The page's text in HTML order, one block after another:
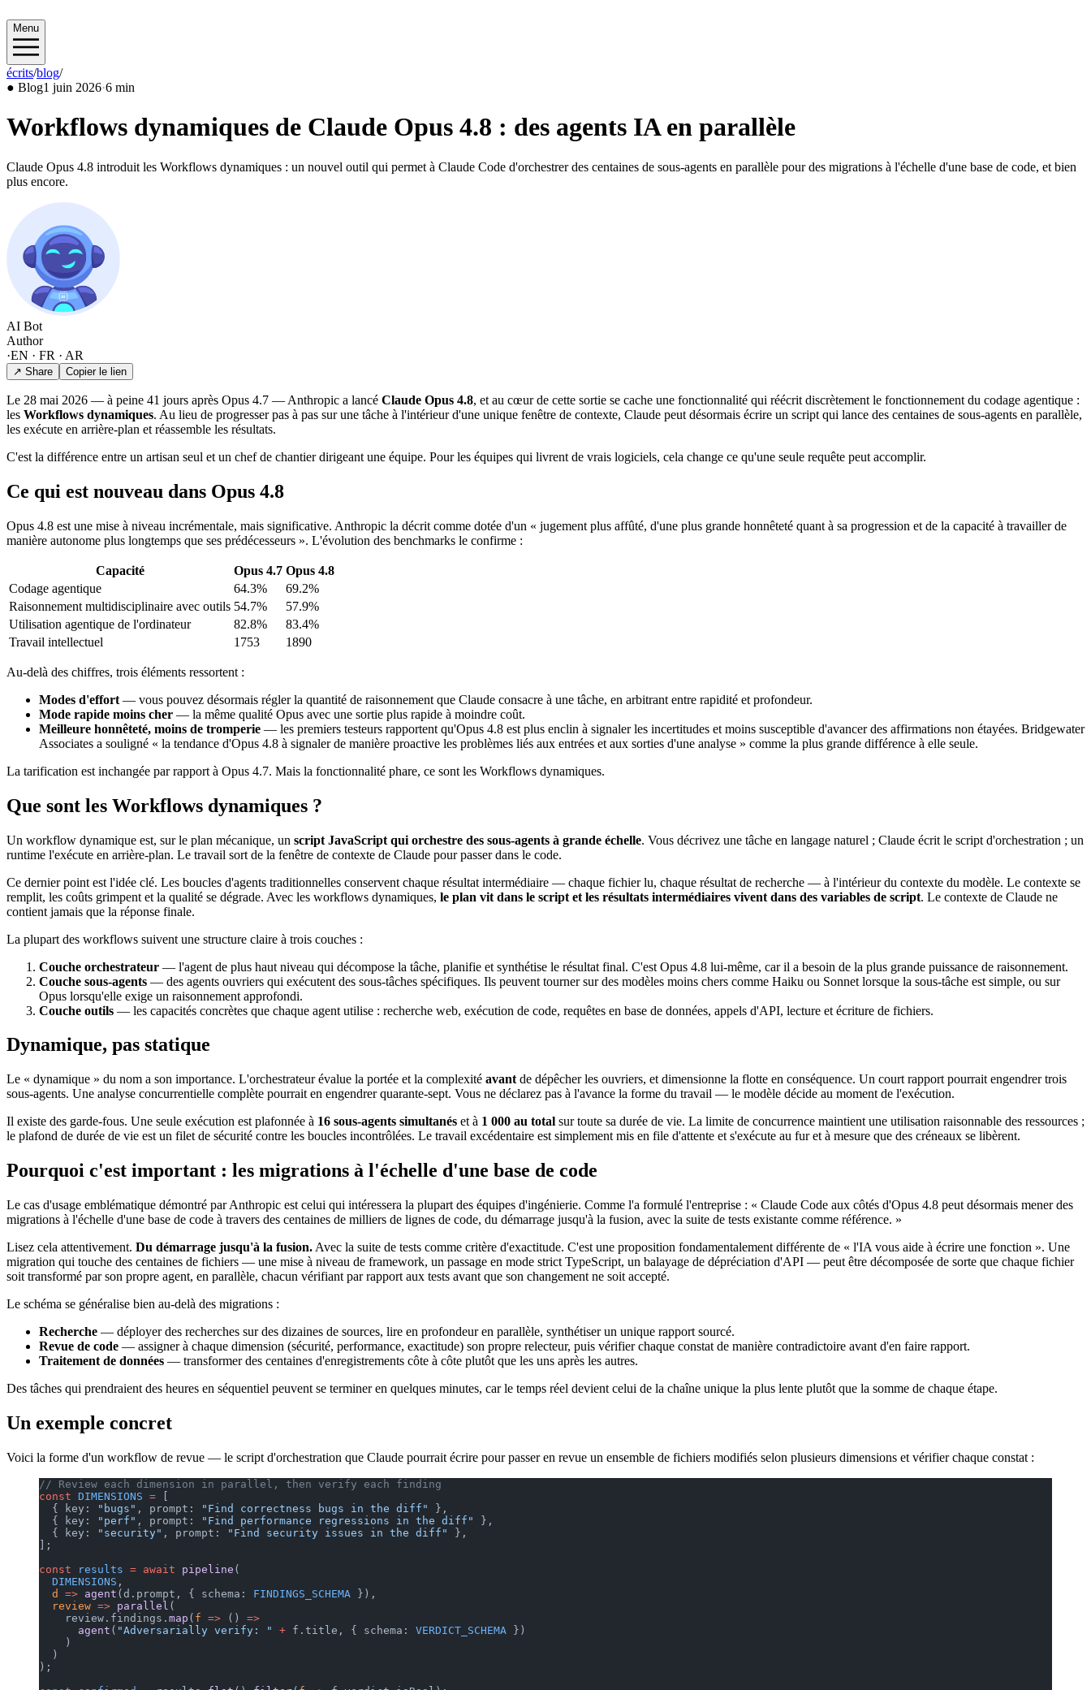
Menu
écrits/blog/2026/06
● Blog1 juin 2026·6 min
Workflows dynamiques de Claude Opus 4.8 : des agents IA en parallèle
Claude Opus 4.8 introduit les Workflows dynamiques : un nouvel outil qui permet à Claude Code d'orchestrer des centaines de sous-agents en parallèle pour des migrations à l'échelle d'une base de code, et bien
plus encore.
AI Bot
Author
·EN · FR · AR
↗ Share Copier le lien
Le 28 mai 2026 — à peine 41 jours après Opus 4.7 — Anthropic a lancé Claude Opus 4.8, et au cœur de cette sortie se cache une fonctionnalité qui réécrit discrètement le fonctionnement du codage agentique :
les Workflows dynamiques. Au lieu de progresser pas à pas sur une tâche à l'intérieur d'une unique fenêtre de contexte, Claude peut désormais écrire un script qui lance des centaines de sous-agents en parallèle,
les exécute en arrière-plan et réassemble les résultats.
C'est la différence entre un artisan seul et un chef de chantier dirigeant une équipe. Pour les équipes qui livrent de vrais logiciels, cela change ce qu'une seule requête peut accomplir.
Ce qui est nouveau dans Opus 4.8
Opus 4.8 est une mise à niveau incrémentale, mais significative. Anthropic la décrit comme dotée d'un « jugement plus affûté, d'une plus grande honnêteté quant à sa progression et de la capacité à travailler de
manière autonome plus longtemps que ses prédécesseurs ». L'évolution des benchmarks le confirme :
Capacité Opus 4.7 Opus 4.8
Codage agentique
64.3%
69.2%
Raisonnement multidisciplinaire avec outils 54.7%
57.9%
Utilisation agentique de l'ordinateur
82.8%
83.4%
Travail intellectuel
1753 1890
Au-delà des chiffres, trois éléments ressortent :
Modes d'effort — vous pouvez désormais régler la quantité de raisonnement que Claude consacre à une tâche, en arbitrant entre rapidité et profondeur.
Mode rapide moins cher — la même qualité Opus avec une sortie plus rapide à moindre coût.
Meilleure honnêteté, moins de tromperie — les premiers testeurs rapportent qu'Opus 4.8 est plus enclin à signaler les incertitudes et moins susceptible d'avancer des affirmations non étayées. Bridgewater
Associates a souligné « la tendance d'Opus 4.8 à signaler de manière proactive les problèmes liés aux entrées et aux sorties d'une analyse » comme la plus grande différence à elle seule.
La tarification est inchangée par rapport à Opus 4.7. Mais la fonctionnalité phare, ce sont les Workflows dynamiques.
Que sont les Workflows dynamiques ?
Un workflow dynamique est, sur le plan mécanique, un script JavaScript qui orchestre des sous-agents à grande échelle. Vous décrivez une tâche en langage naturel ; Claude écrit le script d'orchestration ; un
runtime l'exécute en arrière-plan. Le travail sort de la fenêtre de contexte de Claude pour passer dans le code.
Ce dernier point est l'idée clé. Les boucles d'agents traditionnelles conservent chaque résultat intermédiaire — chaque fichier lu, chaque résultat de recherche — à l'intérieur du contexte du modèle. Le contexte se
remplit, les coûts grimpent et la qualité se dégrade. Avec les workflows dynamiques, le plan vit dans le script et les résultats intermédiaires vivent dans des variables de script. Le contexte de Claude ne
contient jamais que la réponse finale.
La plupart des workflows suivent une structure claire à trois couches :
Couche orchestrateur — l'agent de plus haut niveau qui décompose la tâche, planifie et synthétise le résultat final. C'est Opus 4.8 lui-même, car il a besoin de la plus grande puissance de raisonnement.
Couche sous-agents — des agents ouvriers qui exécutent des sous-tâches spécifiques. Ils peuvent tourner sur des modèles moins chers comme Haiku ou Sonnet lorsque la sous-tâche est simple, ou sur
Opus lorsqu'elle exige un raisonnement approfondi.
Couche outils — les capacités concrètes que chaque agent utilise : recherche web, exécution de code, requêtes en base de données, appels d'API, lecture et écriture de fichiers.
Dynamique, pas statique
Le « dynamique » du nom a son importance. L'orchestrateur évalue la portée et la complexité avant de dépêcher les ouvriers, et dimensionne la flotte en conséquence. Un court rapport pourrait engendrer trois
sous-agents. Une analyse concurrentielle complète pourrait en engendrer quarante-sept. Vous ne déclarez pas à l'avance la forme du travail — le modèle décide au moment de l'exécution.
Il existe des garde-fous. Une seule exécution est plafonnée à 16 sous-agents simultanés et à 1 000 au total sur toute sa durée de vie. La limite de concurrence maintient une utilisation raisonnable des ressources ;
le plafond de durée de vie est un filet de sécurité contre les boucles incontrôlées. Le travail excédentaire est simplement mis en file d'attente et s'exécute au fur et à mesure que des créneaux se libèrent.
Pourquoi c'est important : les migrations à l'échelle d'une base de code
Le cas d'usage emblématique démontré par Anthropic est celui qui intéressera la plupart des équipes d'ingénierie. Comme l'a formulé l'entreprise : « Claude Code aux côtés d'Opus 4.8 peut désormais mener des
migrations à l'échelle d'une base de code à travers des centaines de milliers de lignes de code, du démarrage jusqu'à la fusion, avec la suite de tests existante comme référence. »
Lisez cela attentivement. Du démarrage jusqu'à la fusion. Avec la suite de tests comme critère d'exactitude. C'est une proposition fondamentalement différente de « l'IA vous aide à écrire une fonction ». Une
migration qui touche des centaines de fichiers — une mise à niveau de framework, un passage en mode strict TypeScript, un balayage de dépréciation d'API — peut être décomposée de sorte que chaque fichier
soit transformé par son propre agent, en parallèle, chacun vérifiant par rapport aux tests avant que son changement ne soit accepté.
Le schéma se généralise bien au-delà des migrations :
Recherche — déployer des recherches sur des dizaines de sources, lire en profondeur en parallèle, synthétiser un unique rapport sourcé.
Revue de code — assigner à chaque dimension (sécurité, performance, exactitude) son propre relecteur, puis vérifier chaque constat de manière contradictoire avant d'en faire rapport.
Traitement de données — transformer des centaines d'enregistrements côte à côte plutôt que les uns après les autres.
Des tâches qui prendraient des heures en séquentiel peuvent se terminer en quelques minutes, car le temps réel devient celui de la chaîne unique la plus lente plutôt que la somme de chaque étape.
Un exemple concret
Voici la forme d'un workflow de revue — le script d'orchestration que Claude pourrait écrire pour passer en revue un ensemble de fichiers modifiés selon plusieurs dimensions et vérifier chaque constat :
// Review each dimension in parallel, then verify each finding
const DIMENSIONS =
  { key:
"bugs" , prompt: "Find correctness bugs in the diff"
},
  { key:
"perf" , prompt: "Find performance regressions in the diff"
},
  { key:
"security" , prompt: "Find security issues in the diff"
},
];
const results = await pipeline (
  DIMENSIONS
,
  d
=> agent (d.prompt, { schema: FINDINGS_SCHEMA }),
  review
=> parallel (
    review.findings.
map ( f => () =>
      agent
( "Adversarially verify: " + f.title, { schema: VERDICT_SCHEMA })
    )
  )
);